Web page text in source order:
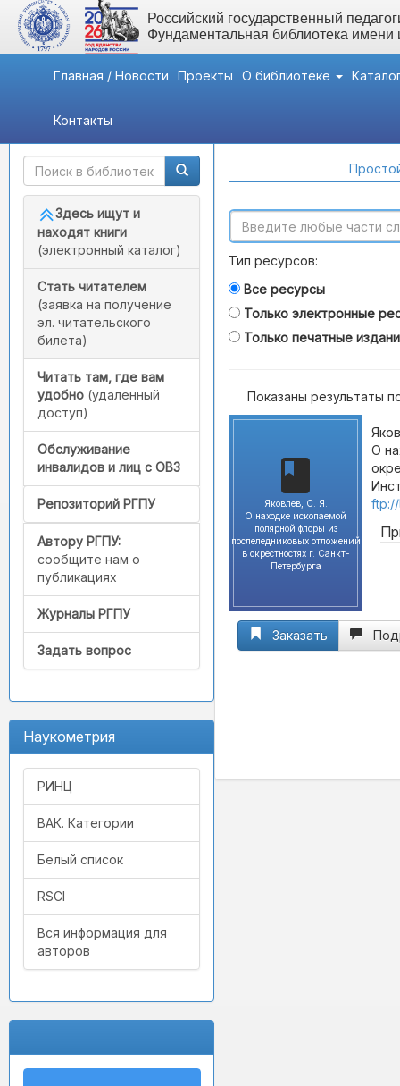
Российский государственный
Фундаментальная библиотека
Главная / Новости Проекты О библиотеке
Контакты
Быстрый доступ
Здесь ищут и
находят книги
(электронный каталог)
Стать читателем
(заявка на получение
эл. читательского
билета)
Читать там, где вам
удобно (удаленный
доступ)
Обслуживание
инвалидов и лиц с ОВЗ
Репозиторий РГПУ
Автору РГПУ:
сообщите нам о
публикациях
Журналы РГПУ
Задать вопрос
Наукометрия
РИНЦ
ВАК. Категории
Белый список
RSCI
Вся информация для
авторов
Тип ресурсов:
Все ресурсы
Только электронные
Только печатные
Показаны результаты
Яковлев, С. Я.
О находке ископаемой
полярной флоры из
послеледниковых отложений
в окрестностях г. Санкт-
Петербурга
О
Заказать